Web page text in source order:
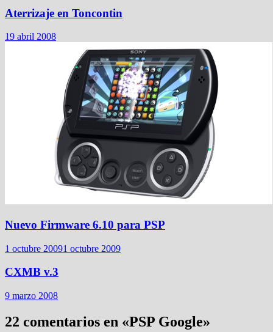
Aterrizaje en Toncontin
19 abril 2008
Nuevo Firmware 6.10 para PSP
1 octubre 20091 octubre 2009
CXMB v.3
9 marzo 2008
22 comentarios en «PSP Google»